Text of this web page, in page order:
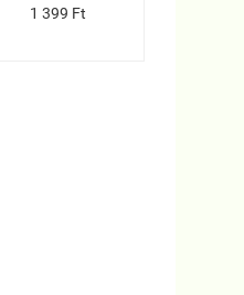
1 399 Ft